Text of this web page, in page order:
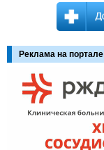
Реклама на портале